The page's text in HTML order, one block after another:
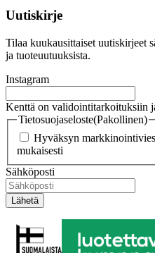
Uutiskirje
Tilaa kuukausittaiset uutiskirjeet
ja tuoteuutuuksista.
Instagram
Kenttä on validointitarkoituksiin
Tietosuojaseloste(Pakollinen)
Hyväksyn
mukaisesti
Sähköposti